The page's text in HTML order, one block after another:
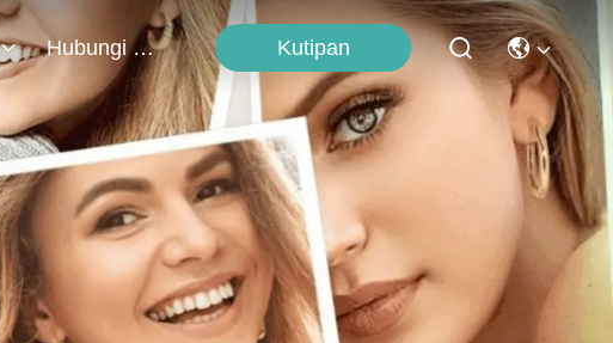
Hubungi Kami Kutipan